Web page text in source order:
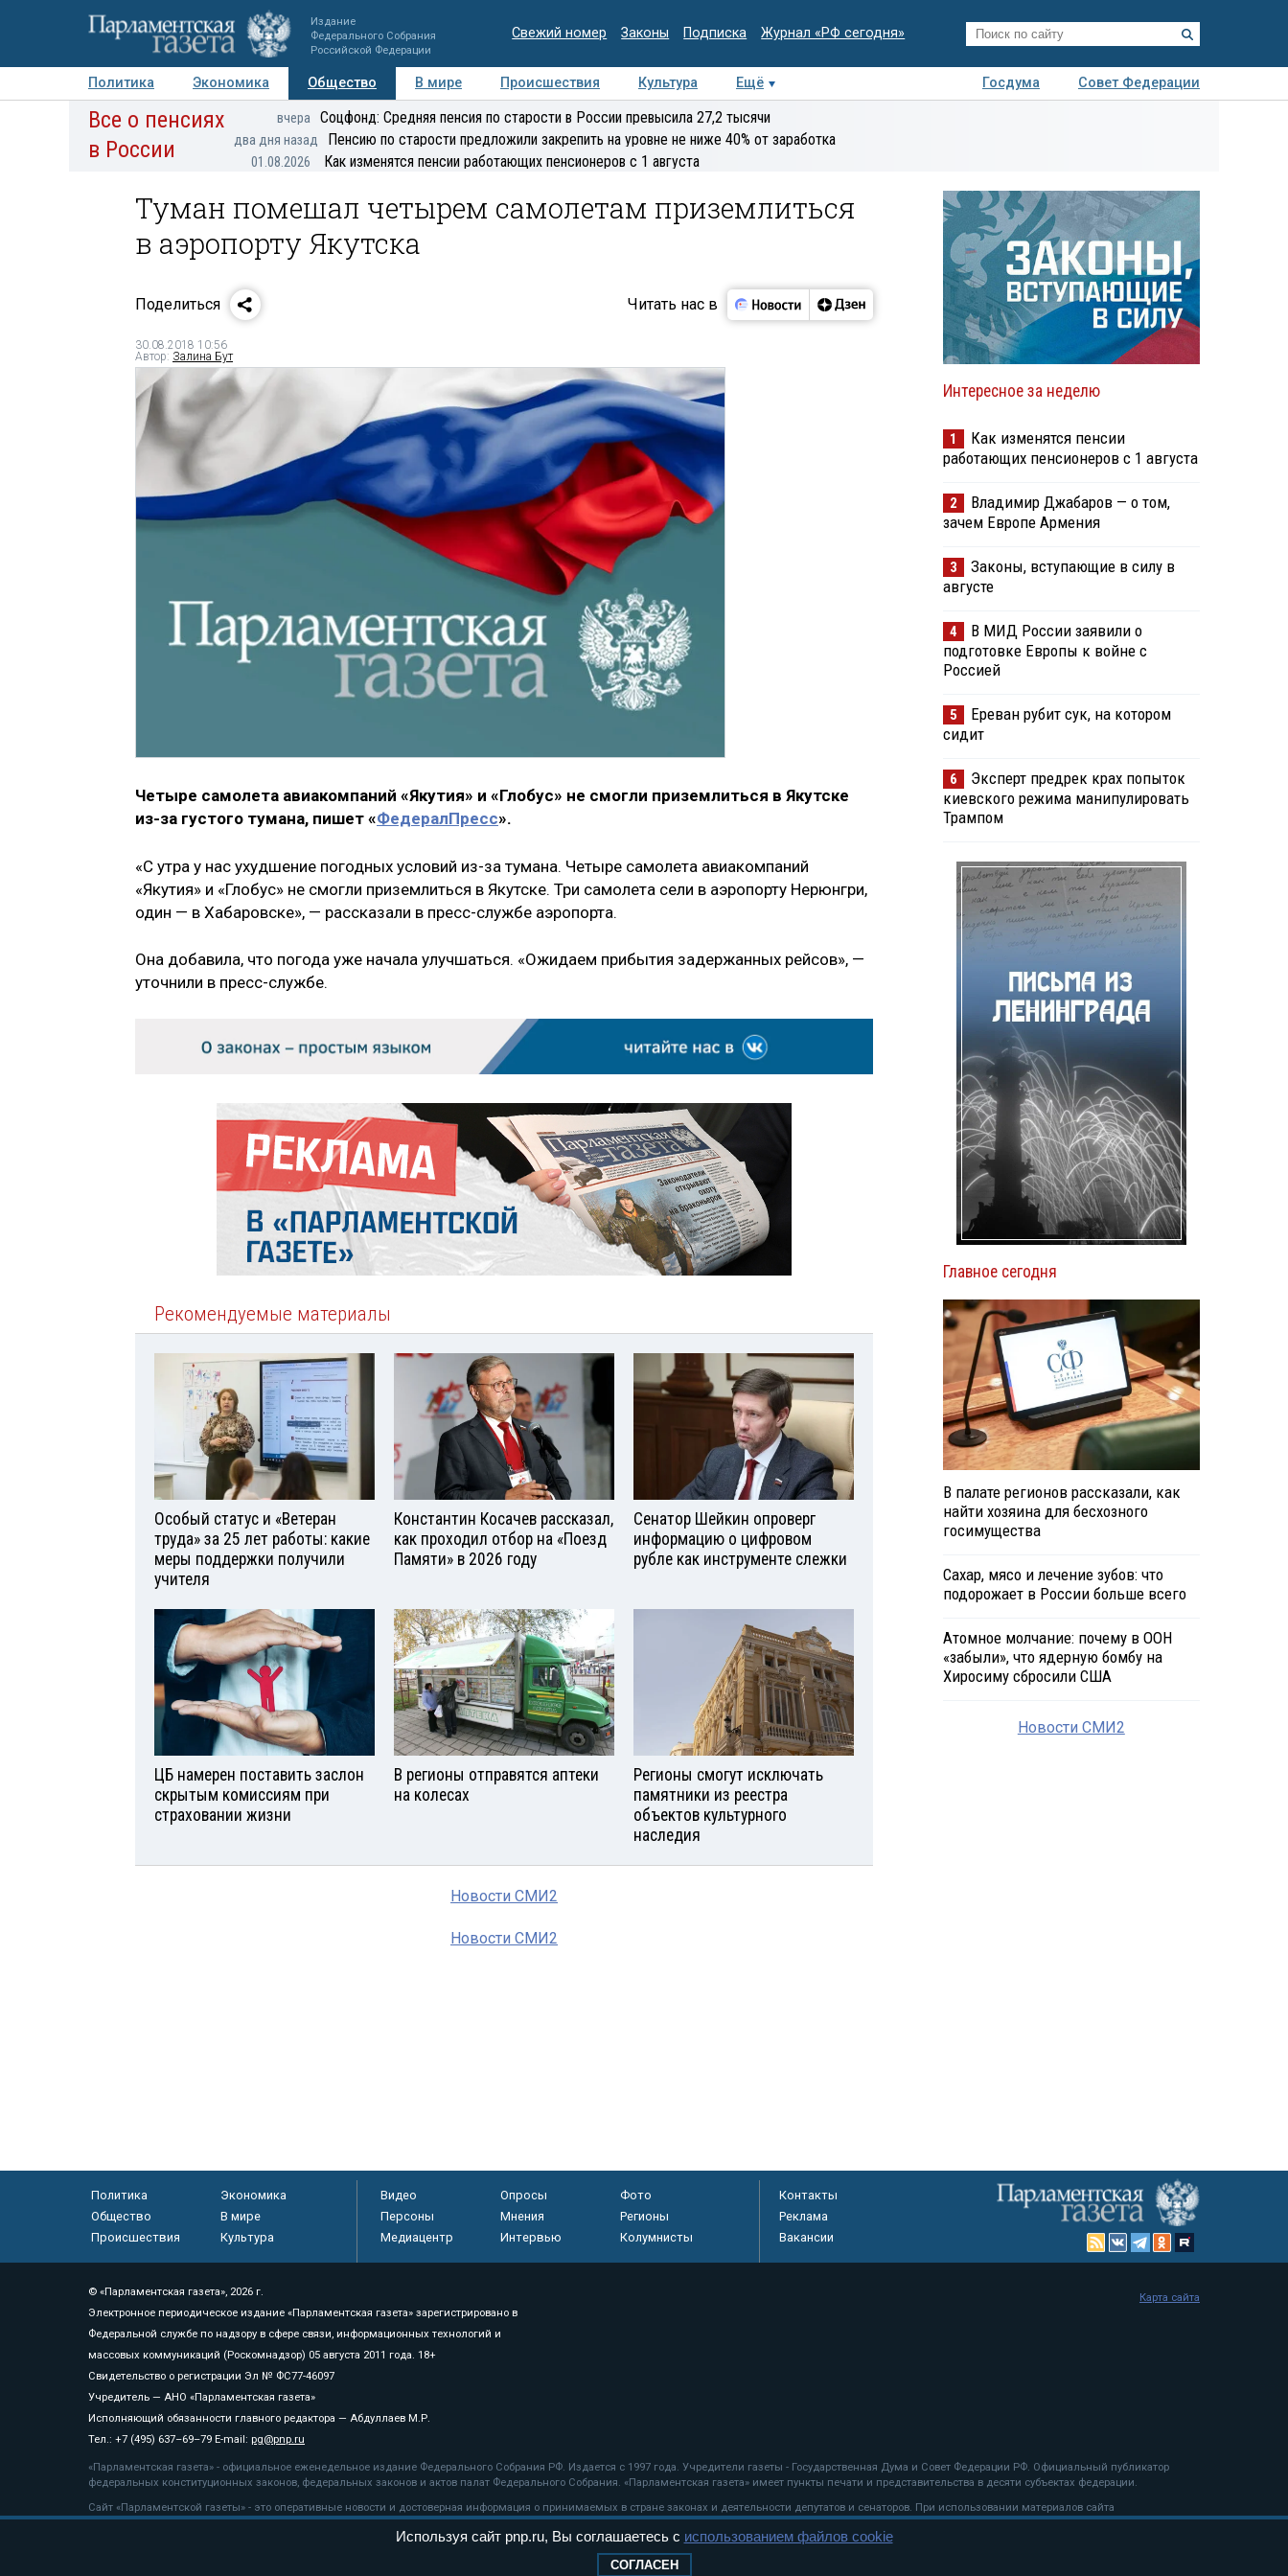
Издание
Федерального Собрания
Российской Федерации
Свежий номер Законы Подписка Журнал «РФ сегодня»
Политика Экономика Общество В мире Происшествия Культура Ещё Госдума
Совет Федерации
Авторы Персоны Мнения Регионы Медиацентр Интервью Колумнисты
экспертиза
Все о пенсиях
в России
вчера Соцфонд: Средняя пенсия по старости в России превысила 27,2 тысячи
два дня назад Пенсию по старости предложили закрепить на уровне не ниже 40% от заработка
01.08.2026 Как изменятся пенсии работающих пенсионеров с 1 августа
Туман помешал четырем самолетам приземлиться
в аэропорту Якутска
Поделиться Читать нас в
30.08.2018 10:56
Автор: Залина Бут
Четыре самолета авиакомпаний «Якутия» и «Глобус» не смогли приземлиться в Якутске
из-за густого тумана, пишет «ФедералПресс».
«С утра у нас ухудшение погодных условий из-за тумана. Четыре самолета авиакомпаний
«Якутия» и «Глобус» не смогли приземлиться в Якутске. Три самолета сели в аэропорту Нерюнгри,
один — в Хабаровске», — рассказали в пресс-службе аэропорта.
Она добавила, что погода уже начала улучшаться. «Ожидаем прибытия задержанных рейсов», —
уточнили в пресс-службе.
Рекомендуемые материалы
Особый статус и «Ветеран
труда» за 25 лет работы: какие
меры поддержки получили
учителя
Константин Косачев рассказал,
как проходил отбор на «Поезд
Памяти» в 2026 году
Сенатор Шейкин опроверг
информацию о цифровом
рубле как инструменте слежки
ЦБ намерен поставить заслон
скрытым комиссиям при
страховании жизни
В регионы отправятся аптеки
на колесах
Регионы смогут исключать
памятники из реестра
объектов культурного
наследия
Новости СМИ2
Новости СМИ2
Интересное за неделю
1
Как изменятся пенсии
работающих пенсионеров с 1 августа
2
Владимир Джабаров — о том,
зачем Европе Армения
3
Законы, вступающие в силу в
августе
4
В МИД России заявили о
подготовке Европы к войне с
Россией
5
Ереван рубит сук, на котором
сидит
6
Эксперт предрек крах попыток
киевского режима манипулировать
Трампом
Главное сегодня
В палате регионов рассказали, как
найти хозяина для бесхозного
госимущества
Сахар, мясо и лечение зубов: что
подорожает в России больше всего
Атомное молчание: почему в ООН
«забыли», что ядерную бомбу на
Хиросиму сбросили США
Новости СМИ2
Политика
Экономика
Общество
В мире
Происшествия
Культура
Видео Опросы
Фото
Персоны
Мнения
Регионы
Медиацентр
Интервью Колумнисты
Контакты
Реклама
Вакансии
© «Парламентская газета», 2026 г.
Электронное периодическое издание «Парламентская газета» зарегистрировано в
Федеральной службе по надзору в сфере связи, информационных технологий и
массовых коммуникаций (Роскомнадзор) 05 августа 2011 года. 18+
Свидетельство о регистрации Эл № ФС77-46097
Учредитель — АНО «Парламентская газета»
Исполняющий обязанности главного редактора — Абдуллаев М.Р.
Тел.: +7 (495) 637–69–79 E-mail: pg@pnp.ru
«Парламентская газета» - официальное еженедельное издание Федерального Собрания РФ. Издается с 1997 года. Учредители газеты - Государственная Дума и Совет Федерации РФ. Официальный публикатор
федеральных конституционных законов, федеральных законов и актов палат Федерального Собрания. «Парламентская газета» имеет пункты печати и представительства в десяти субъектах федерации.
Сайт «Парламентской газеты» - это оперативные новости и достоверная информация о принимаемых в стране законах и деятельности депутатов и сенаторов. При использовании материалов сайта
«Парламентской газеты» активная ссылка на pnp.ru обязательна.
рекомендательные технологии
Карта сайта
Используя сайт pnp.ru, Вы соглашаетесь с использованием файлов cookie
СОГЛАСЕН